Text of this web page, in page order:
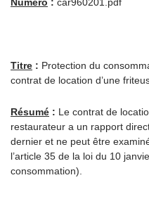
Titre : Protection du
contrat de location d’une
Résumé : Le contrat de
restaurateur a un rapport
dernier et ne peut être
l’article 35 de la loi du 10
consommation).